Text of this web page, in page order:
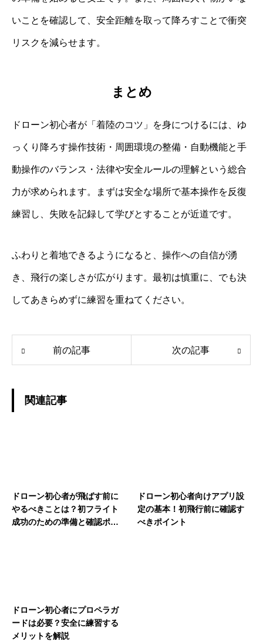
いことを確認して、安全距離を取って降ろすことで衝突
リスクを減らせます。
まとめ
ドローン初心者が「着陸のコツ」を身につけるには、ゆ
っくり降ろす操作技術・周囲環境の整備・自動機能と手
動操作のバランス・法律や安全ルールの理解という総合
力が求められます。まずは安全な場所で基本操作を反復
練習し、失敗を記録して学びとすることが近道です。
ふわりと着地できるようになると、操作への自信が湧
き、飛行の楽しさが広がります。最初は慎重に、でも決
してあきらめずに練習を重ねてください。
前の記事 次の記事
関連記事
ドローン初心者が飛ばす前に
やるべきことは？初フライト
成功のための準備と確認ポイ
ドローン初心者向けアプリ設
定の基本！初飛行前に確認す
べきポイント
ドローン初心者にプロペラガ
ードは必要？安全に練習する
メリットを解説